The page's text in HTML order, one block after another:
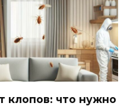
клопов: что нужно